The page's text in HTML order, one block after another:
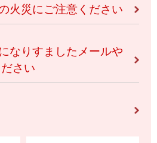
火災にご注意ください
なりすましたメールや
さい